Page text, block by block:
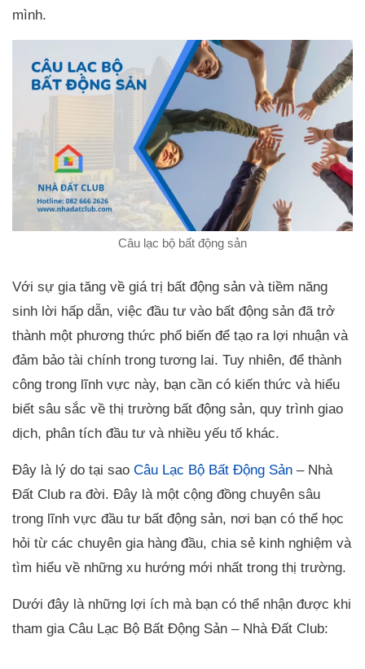
mình.
Câu lạc bộ bất động sản
Với sự gia tăng về giá trị bất động sản và tiềm năng
sinh lời hấp dẫn, việc đầu tư vào bất động sản đã trở
thành một phương thức phổ biến để tạo ra lợi nhuận và
đảm bảo tài chính trong tương lai. Tuy nhiên, để thành
công trong lĩnh vực này, bạn cần có kiến thức và hiểu
biết sâu sắc về thị trường bất động sản, quy trình giao
dịch, phân tích đầu tư và nhiều yếu tố khác.
Đây là lý do tại sao Câu Lạc Bộ Bất Động Sản – Nhà
Đất Club ra đời. Đây là một cộng đồng chuyên sâu
trong lĩnh vực đầu tư bất động sản, nơi bạn có thể học
hỏi từ các chuyên gia hàng đầu, chia sẻ kinh nghiệm và
tìm hiểu về những xu hướng mới nhất trong thị trường.
Dưới đây là những lợi ích mà bạn có thể nhận được khi
tham gia Câu Lạc Bộ Bất Động Sản – Nhà Đất Club: